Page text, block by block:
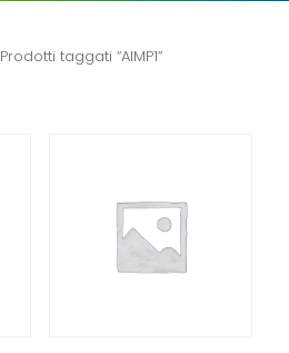
Prodotti taggati “AIMP1”